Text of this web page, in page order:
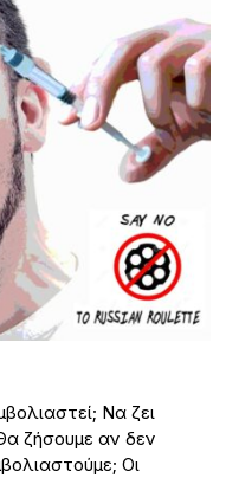
Να ζει
ζήσουμε αν δεν
Οι